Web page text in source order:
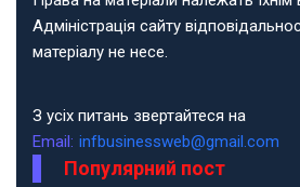
Адміністрація сайту
матеріалу не несе.
З усіх питань звертайтеся на
Email: infbusinessweb@gmail.com
Популярний пост